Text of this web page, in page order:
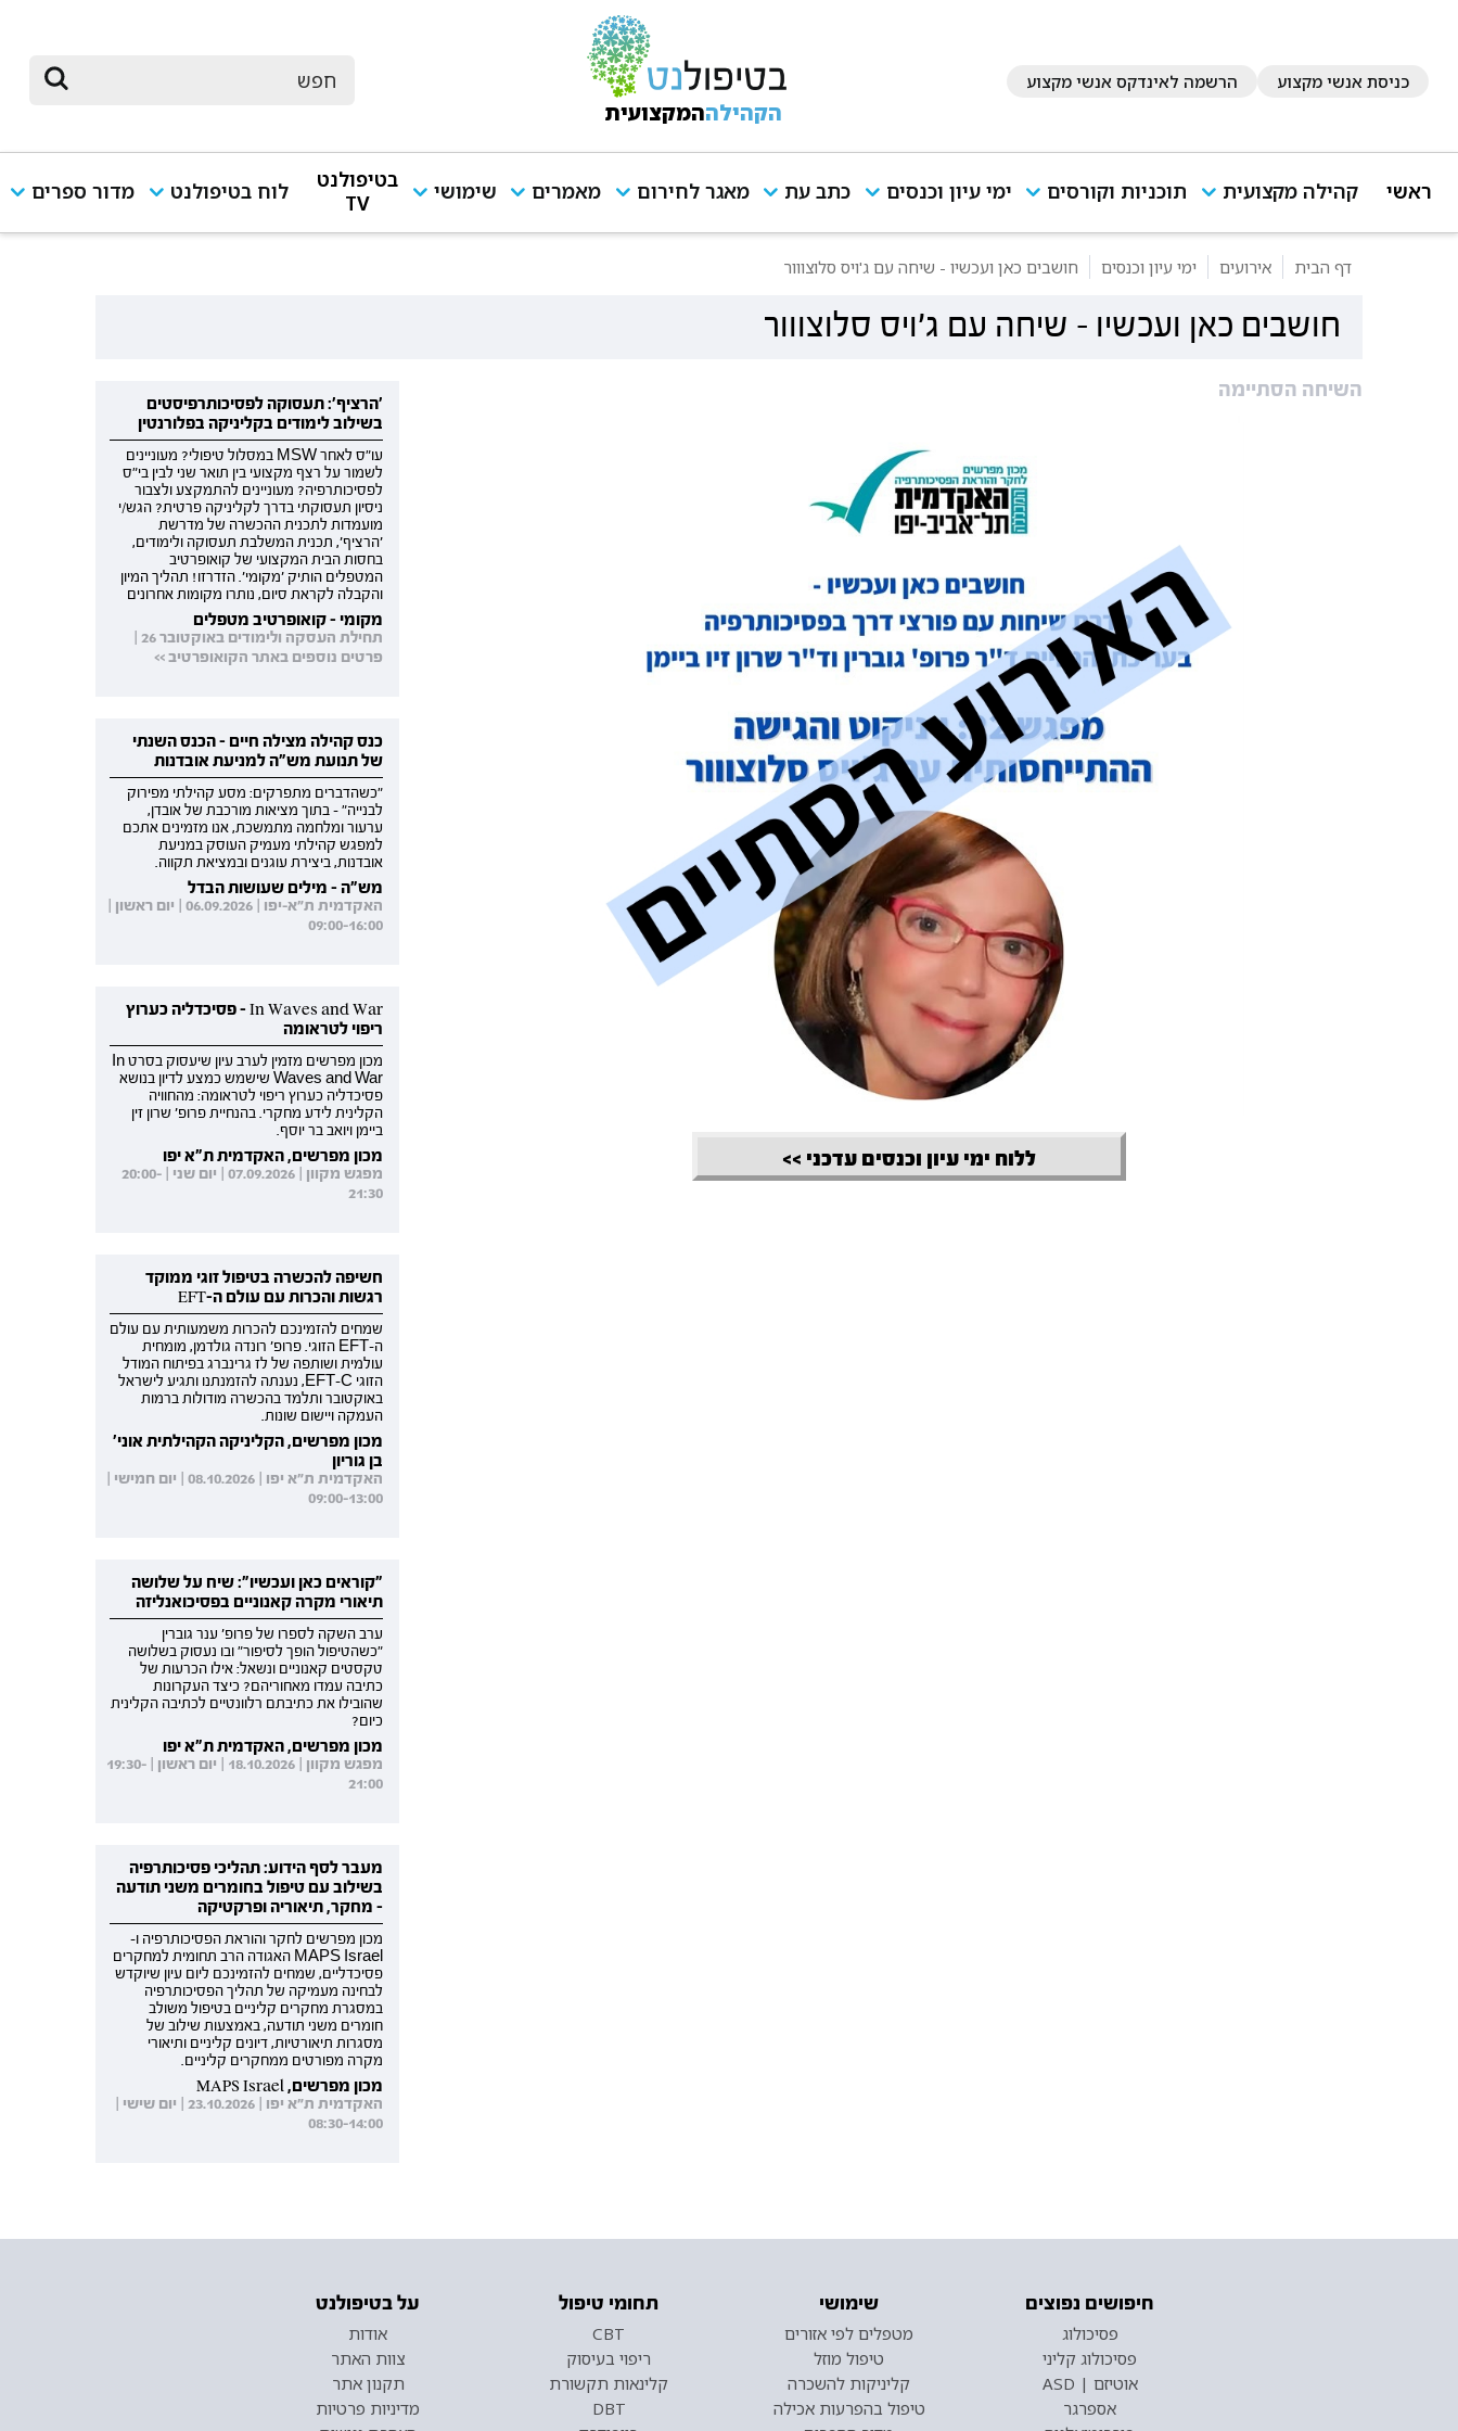
כניסת אנשי מקצוע הרשמה לאינדקס אנשי מקצוע
הקהילההמקצועית
ראשי קהילה מקצועית תוכניות וקורסים ימי עיון וכנסים כתב עת מאגר לחירום מאמרים שימושי
בטיפולנט
TV
לוח בטיפולנט מדור ספרים
דף הבית אירועים ימי עיון וכנסים חושבים כאן ועכשיו - שיחה עם ג'ויס סלוצווור
חושבים כאן ועכשיו - שיחה עם ג'ויס סלוצווור
השיחה הסתיימה
ללוח ימי עיון וכנסים עדכני >>
'הרציף': תעסוקה לפסיכותרפיסטים
בשילוב לימודים בקליניקה בפלורנטין
עו"ס לאחר MSW במסלול טיפולי? מעוניינים
לשמור על רצף מקצועי בין תואר שני לבין בי"ס
לפסיכותרפיה? מעוניינים להתמקצע ולצבור
ניסיון תעסוקתי בדרך לקליניקה פרטית? הגש/י
מועמדות לתכנית ההכשרה של מדרשת
'הרציף', תכנית המשלבת תעסוקה ולימודים,
בחסות הבית המקצועי של קואופרטיב
המטפלים הותיק 'מקומי'. הזדרזו! תהליך המיון
והקבלה לקראת סיום, נותרו מקומות אחרונים
מקומי - קואופרטיב מטפלים
תחילת העסקה ולימודים באוקטובר 26 |
פרטים נוספים באתר הקואופרטיב >>
כנס קהילה מצילה חיים - הכנס השנתי
של תנועת מש"ה למניעת אובדנות
"כשהדברים מתפרקים: מסע קהילתי מפירוק
לבנייה" - בתוך מציאות מורכבת של אובדן,
ערעור ומלחמה מתמשכת, אנו מזמינים אתכם
למפגש קהילתי מעמיק העוסק במניעת
אובדנות, ביצירת עוגנים ובמציאת תקווה.
מש"ה - מילים שעושות הבדל
האקדמית ת"א-יפו | 06.09.2026 | יום ראשון |
09:00-16:00
In Waves and War - פסיכדליה כערוץ
ריפוי לטראומה
מכון מפרשים מזמין לערב עיון שיעסוק בסרט In
Waves and War שישמש כמצע לדיון בנושא
פסיכדליה כערוץ ריפוי לטראומה: מהחוויה
הקלינית לידע מחקרי. בהנחיית פרופ' שרון זין
ביימן ויואב בר יוסף.
מכון מפרשים, האקדמית ת"א יפו
מפגש מקוון | 07.09.2026 | יום שני | 20:00-
21:30
חשיפה להכשרה בטיפול זוגי ממוקד
רגשות והכרות עם עולם ה-EFT
שמחים להזמינכם להכרות משמעותית עם עולם
ה-EFT הזוגי. פרופ' רונדה גולדמן, מומחית
עולמית ושותפה של לז גרינברג בפיתוח המודל
הזוגי EFT-C, נענתה להזמנתנו ותגיע לישראל
באוקטובר ותלמד בהכשרה מודולות ברמות
העמקה ויישום שונות.
מכון מפרשים, הקליניקה הקהילתית אוני'
בן גוריון
האקדמית ת"א יפו | 08.10.2026 | יום חמישי |
09:00-13:00
"קוראים כאן ועכשיו": שיח על שלושה
תיאורי מקרה קאנוניים בפסיכואנליזה
ערב השקה לספרו של פרופ' ענר גוברין
"כשהטיפול הופך לסיפור" ובו נעסוק בשלושה
טקסטים קאנוניים ונשאל: אילו הכרעות של
כתיבה עמדו מאחוריהם? כיצד העקרונות
שהובילו את כתיבתם רלוונטיים לכתיבה הקלינית
כיום?
מכון מפרשים, האקדמית ת"א יפו
מפגש מקוון | 18.10.2026 | יום ראשון | 19:30-
21:00
מעבר לסף הידוע: תהליכי פסיכותרפיה
בשילוב עם טיפול בחומרים משני תודעה
- מחקר, תיאוריה ופרקטיקה
מכון מפרשים לחקר והוראת הפסיכותרפיה ו-
MAPS Israel האגודה הרב תחומית למחקרים
פסיכדליים, שמחים להזמינכם ליום עיון שיוקדש
לבחינה מעמיקה של תהליך הפסיכותרפיה
במסגרת מחקרים קליניים בטיפול משולב
חומרים משני תודעה, באמצעות שילוב של
מסגרות תיאורטיות, דיונים קליניים ותיאורי
מקרה מפורטים ממחקרים קליניים.
מכון מפרשים, MAPS Israel
האקדמית ת"א יפו | 23.10.2026 | יום שישי |
08:30-14:00
חיפושים נפוצים
פסיכולוג
פסיכולוג קליני
אוטיזם | ASD
אספרגר
שימושי
מטפלים לפי אזורים
טיפול מוזל
קליניקות להשכרה
טיפול בהפרעות אכילה
תחומי טיפול
CBT
ריפוי בעיסוק
קלינאות תקשורת
DBT
על בטיפולנט
אודות
צוות האתר
תקנון אתר
מדיניות פרטיות